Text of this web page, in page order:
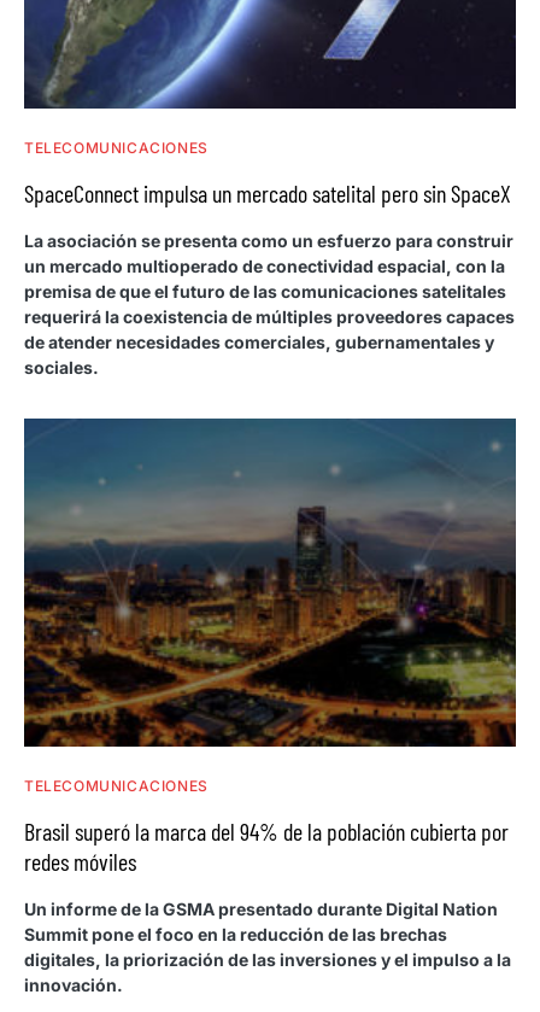
TELECOMUNICACIONES
SpaceConnect impulsa un mercado satelital pero sin SpaceX
La asociación se presenta como un esfuerzo para construir
un mercado multioperado de conectividad espacial, con la
premisa de que el futuro de las comunicaciones satelitales
requerirá la coexistencia de múltiples proveedores capaces
de atender necesidades comerciales, gubernamentales y
sociales.
TELECOMUNICACIONES
Brasil superó la marca del 94% de la población cubierta por
redes móviles
Un informe de la GSMA presentado durante Digital Nation
Summit pone el foco en la reducción de las brechas
digitales, la priorización de las inversiones y el impulso a la
innovación.